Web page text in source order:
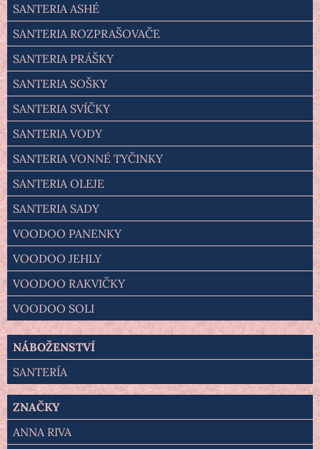
SANTERIA ASHÉ
SANTERIA ROZPRAŠOVAČE
SANTERIA PRÁŠKY
SANTERIA SOŠKY
SANTERIA SVÍČKY
SANTERIA VODY
SANTERIA VONNÉ TYČINKY
SANTERIA OLEJE
SANTERIA SADY
VOODOO PANENKY
VOODOO JEHLY
VOODOO RAKVIČKY
VOODOO SOLI
NÁBOŽENSTVÍ
SANTERÍA
ZNAČKY
ANNA RIVA